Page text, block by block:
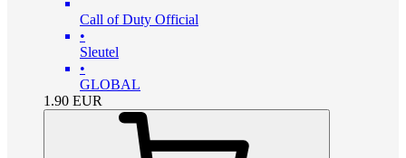
Call of Duty Official
•
Sleutel
•
GLOBAL
1.90 EUR